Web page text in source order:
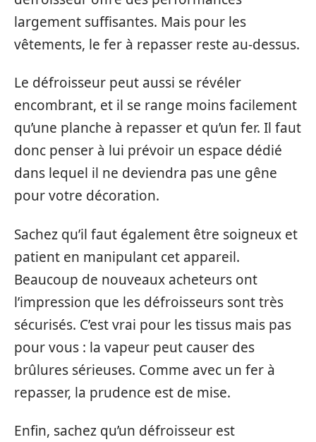
largement suffisantes. Mais pour les
vêtements, le fer à repasser reste au-dessus.
Le défroisseur peut aussi se révéler
encombrant, et il se range moins facilement
qu’une planche à repasser et qu’un fer. Il faut
donc penser à lui prévoir un espace dédié
dans lequel il ne deviendra pas une gêne
pour votre décoration.
Sachez qu’il faut également être soigneux et
patient en manipulant cet appareil.
Beaucoup de nouveaux acheteurs ont
l’impression que les défroisseurs sont très
sécurisés. C’est vrai pour les tissus mais pas
pour vous : la vapeur peut causer des
brûlures sérieuses. Comme avec un fer à
repasser, la prudence est de mise.
Enfin, sachez qu’un défroisseur est